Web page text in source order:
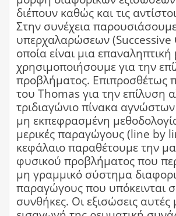
διέπουν καθώς και τις
Στην συνέχεια
υπερχαλαρώσεων (Successive
οποία είναι μια
χρησιμοποιήσουμε για την
προβλήματος. Επιπροσθέτως
του Thomas για την επίλυση
τριδιαγώνιο πίνακα
μη εκπεφρασμένη
μερικές παραγώγους (line by
κεφάλαιο παραθέτουμε την
φυσικού προβλήματος που
μη γραμμικό σύστημα
παραγώγους που υπόκεινται
συνθήκες. Οι εξισώσεις